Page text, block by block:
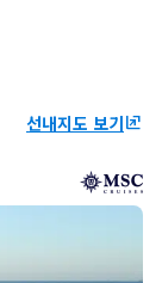
선내지도 보기ungroup